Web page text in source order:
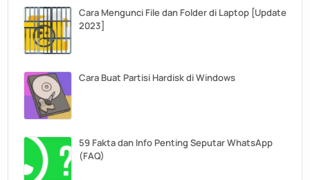
Cara Mengunci File dan Folder di Laptop [Update
2023]
Cara Buat Partisi Hardisk di Windows
59 Fakta dan Info Penting Seputar WhatsApp
(FAQ)